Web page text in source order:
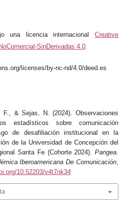
una licencia internacionalCreative
SinDerivadas 4.0.
licenses/by-nc-nd/4.0/deed.es
& Sejas, N. (2024). Observaciones
estadísticos sobre comunicación
de desafiliación institucional en la
de la Universidad de Concepción del
Santa Fe (Cohorte 2024).Pangea.
Iberoamericana De Comunicación
10.52203/v4t7nk34